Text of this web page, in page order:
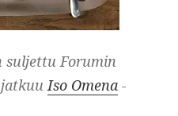
suljettu Forumin
jatkuuIso Omena -